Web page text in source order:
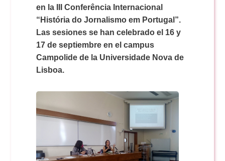
Doble Grado PER/CAV
Boletines
en la III Conferência Internacional
“História do Jornalismo em Portugal”.
Las sesiones se han celebrado el 16 y
17 de septiembre en el campus
Campolide de la Universidade Nova de
Lisboa.